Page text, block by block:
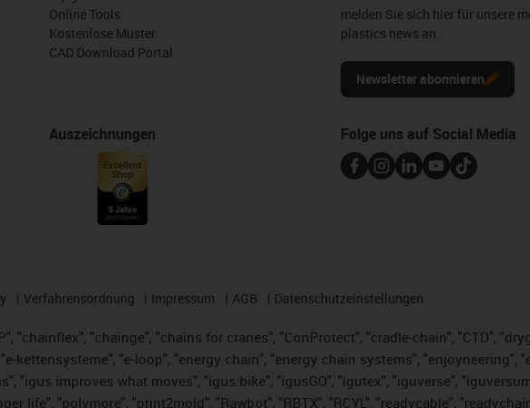
Online Tools
Kostenlose Muster
CAD Download Portal
Auszeichnungen
melden Sie sich hier für unsere
plastics news an.
Newsletter abonnieren
Folge uns auf Social Media
Verfahrensordnung Impressum AGB Datenschutzeinstellungen
"chainflex", "chainge", "chains for cranes", "ConProtect", "cradle-chain", "CTD",
kettensysteme", "e-loop", "energy chain", "energy chain systems", "enjoyneering",
"igus improves what moves", "igus:bike", "igusGO", "igutex", "iguverse",
life", "polymore", "print2mold", "Rawbot", "RBTX", "RCYL", "readycable",